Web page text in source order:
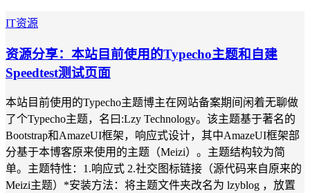
IT资源
资源分享：本站目前使用的Typecho主题和自建
Speedtest测试页面
本站目前使用的Typecho主题博主在网站备案期间闲着无聊做
了个Typecho主题，名曰:Lzy Technology。该主题基于著名的
Bootstrap和AmazeUI框架，响应式设计，其中AmazeUI框架部
分基于本博客原来使用的主题（Meizi）。主题结构较为简
单。主题特性：1.响应式 2.社交图标链接（源代码来自原来的
Meizi主题）*安装方法：将主题文件夹改名为 lzyblog ，放置